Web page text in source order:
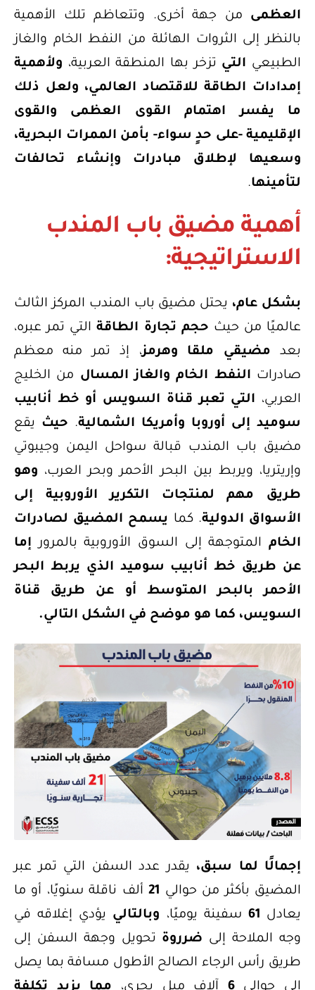
العظمىمن جهة أخرى. وتتعاظم تلك الأهمية
بالنظر إلى الثروات الهائلة من النفط الخام والغاز
الطبيعيالتيتزخر بها المنطقة العربية،ولأهمية
إمدادات الطاقة للاقتصاد العالمي، ولعل ذلك
ما يفسر اهتمام القوى العظمى والقوى
الإقليمية -على حدٍ سواء- بأمن الممرات البحرية،
وسعيها لإطلاق مبادرات وإنشاء تحالفات
لتأمينها.
أهمية مضيق باب المندب
الاستراتيجية:
بشكل عام،يحتل مضيق باب المندب المركز الثالث
عالميًا من حيثحجم تجارة الطاقةالتي تمر عبره،
بعد
مضيقي ملقا وهرمز، إذ تمر منه معظم
صادراتالنفط الخام والغاز المسالمن الخليج
العربي،التي تعبر قناة السويس أو خط أنابيب
سوميد إلى أوروبا وأمريكا الشمالية. حيثيقع
مضيق باب المندب قبالة سواحل اليمن وجيبوتي
وإريتريا، ويربط بين البحر الأحمر وبحر العرب، وهو
طريق مهم لمنتجات التكرير الأوروبية إلى
الأسواق الدولية. كمايسمح المضيق لصادرات
الخامالمتوجهة إلى السوق الأوروبية بالمرورإما
عن طريق خط أنابيب سوميد الذي يربط البحر
الأحمر بالبحر المتوسط أو عن طريق قناة
السويس،كما هو موضح في الشكل التالي.
إجمالًا لما سبق،يقدر عدد السفن التي تمر عبر
المضيق بأكثر من حوالي21ألف ناقلة سنويًا، أو ما
يعادل 61سفينة يوميًا، وبالتالييؤدي إغلاقه في
وجه الملاحة إلىضرروةتحويل وجهة السفن إلى
طريق رأس الرجاء الصالح الأطول مسافة بما يصل